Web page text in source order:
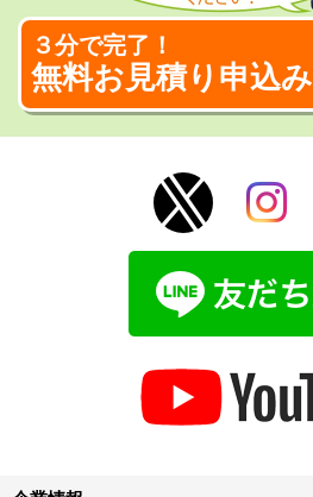
３分で完了！
無料お見積り申込み